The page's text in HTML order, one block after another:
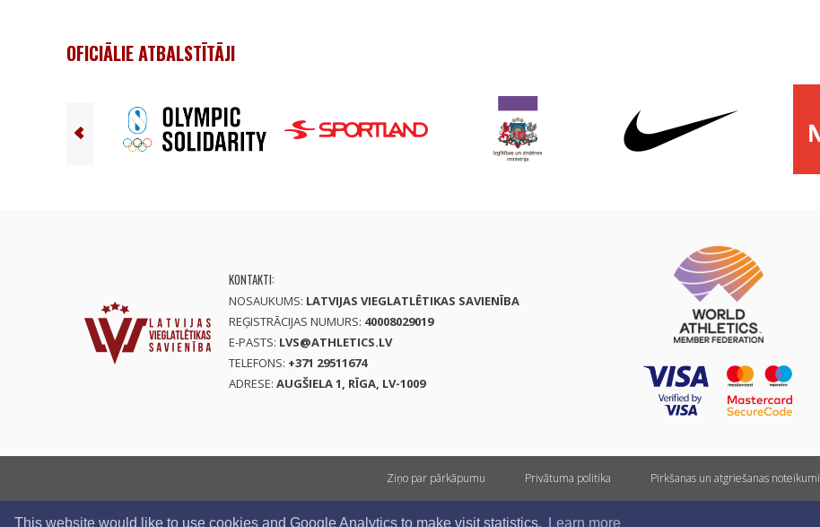
This website would like to use cookies and Google Analytics to make visit statistics. Learn more
OFICIĀLIE ATBALSTĪTĀJI
KONTAKTI:
NOSAUKUMS: LATVIJAS VIEGLATLĒTIKAS SAVIENĪBA
REĢISTRĀCIJAS NUMURS: 40008029019
E-PASTS: LVS@ATHLETICS.LV
TELEFONS: +371 29511674
ADRESE: AUGŠIELA 1, RĪGA, LV-1009
Ziņo par pārkāpumu Privātuma politika Pirkšanas un atgriešanas noteikumi
Visas tiesības rezervētas. Pārpublicēšanas gadījumā saite uz athletics.lv ir obligāta.